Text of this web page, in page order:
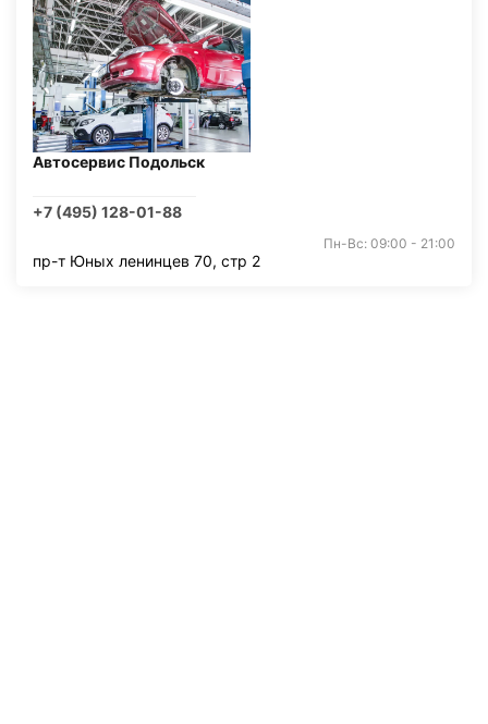
Автосервис Подольск
+7 (495) 128-01-88
Пн-Вс: 09:00 - 21:00
пр-т Юных ленинцев 70, стр 2